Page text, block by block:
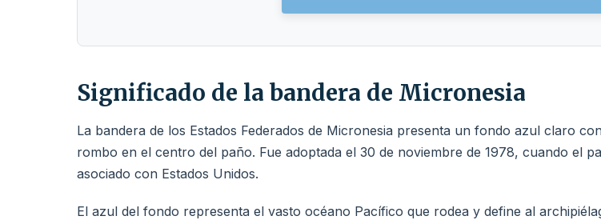
Significado de la bandera de Micronesia
La bandera de los Estados Federados de Micronesia presenta un fondo azul claro
rombo en el centro del paño. Fue adoptada el 30 de noviembre de 1978, cuando el
asociado con Estados Unidos.
El azul del fondo representa el vasto océano Pacífico que rodea y define al